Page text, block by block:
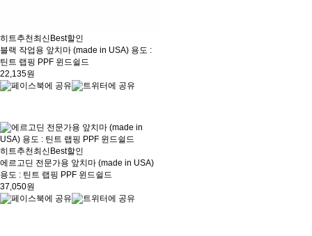
히트추천최신 Best할인
블랙 작업용 앞치마 (made in USA) 용도 :
틴트 랩핑 PPF 윈드쉴드
22,135원
히트추천최신 Best할인
에르고딘 전문가용 앞치마 (made in USA)
용도 : 틴트 랩핑 PPF 윈드쉴드
37,050원